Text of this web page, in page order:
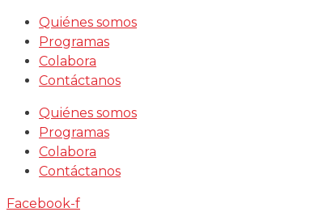
Saltar
contenido
Quiénes somos
Programas
Colabora
Contáctanos
Quiénes somos
Programas
Colabora
Contáctanos
Facebook-f